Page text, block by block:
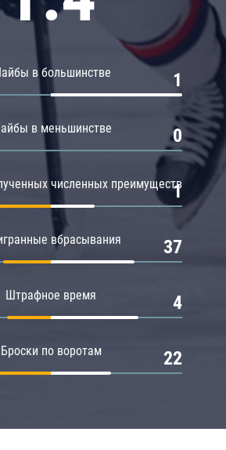
в большинстве 1
в меньшинстве 0
численных преимуществ
1
вбрасывания 37
Штрафное время 4
Броски по воротам 22